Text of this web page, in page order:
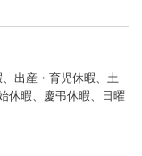
出産・育児休暇、土
休暇、慶弔休暇、日曜